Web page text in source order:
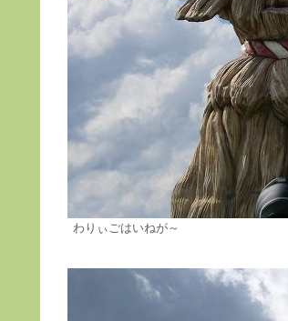
わりぃごはいねが～